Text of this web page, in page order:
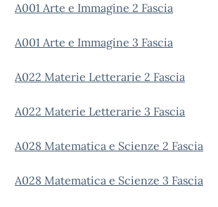
A001 Arte e Immagine 2 Fascia
A001 Arte e Immagine 3 Fascia
A022 Materie Letterarie 2 Fascia
A022 Materie Letterarie 3 Fascia
A028 Matematica e Scienze 2 Fascia
A028 Matematica e Scienze 3 Fascia